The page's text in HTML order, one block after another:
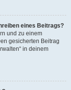
eines Beitrags?
und zu einem
gesicherten Beitrag
in deinem